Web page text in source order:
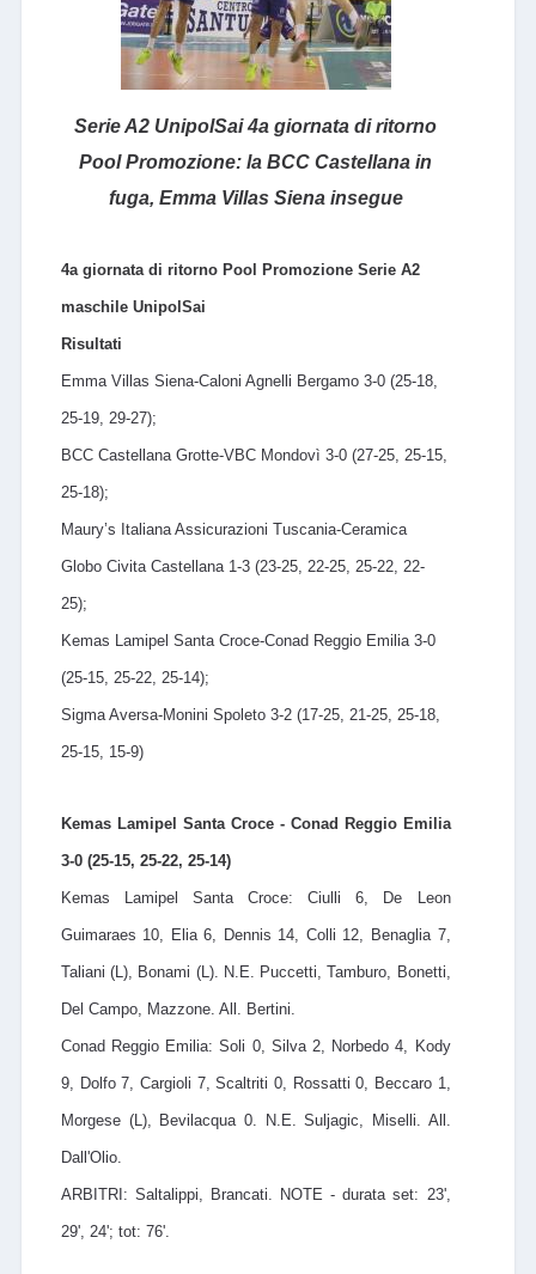
Serie A2 UnipolSai 4a giornata di ritorno
Pool Promozione: la BCC Castellana in
fuga, Emma Villas Siena insegue
4a giornata di ritorno Pool Promozione Serie A2
maschile UnipolSai
Risultati
Emma Villas Siena-Caloni Agnelli Bergamo 3-0 (25-18,
25-19, 29-27);
BCC Castellana Grotte-VBC Mondovì 3-0 (27-25, 25-15,
25-18);
Maury’s Italiana Assicurazioni Tuscania-Ceramica
Globo Civita Castellana 1-3 (23-25, 22-25, 25-22, 22-
25);
Kemas Lamipel Santa Croce-Conad Reggio Emilia 3-0
(25-15, 25-22, 25-14);
Sigma Aversa-Monini Spoleto 3-2 (17-25, 21-25, 25-18,
25-15, 15-9)
Kemas Lamipel Santa Croce - Conad Reggio Emilia
3-0 (25-15, 25-22, 25-14)
Kemas Lamipel Santa Croce: Ciulli 6, De Leon
Guimaraes 10, Elia 6, Dennis 14, Colli 12, Benaglia 7,
Taliani (L), Bonami (L). N.E. Puccetti, Tamburo, Bonetti,
Del Campo, Mazzone. All. Bertini.
Conad Reggio Emilia: Soli 0, Silva 2, Norbedo 4, Kody
9, Dolfo 7, Cargioli 7, Scaltriti 0, Rossatti 0, Beccaro 1,
Morgese (L), Bevilacqua 0. N.E. Suljagic, Miselli. All.
Dall'Olio.
ARBITRI: Saltalippi, Brancati. NOTE - durata set: 23',
29', 24'; tot: 76'.